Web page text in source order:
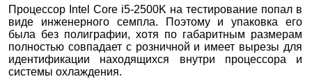
Процессор Intel Core i5-2500K на тестирование попал в
виде инженерного семпла. Поэтому и упаковка его
была без полиграфии, хотя по габаритным размерам
полностью совпадает с розничной и имеет вырезы для
идентификации находящихся внутри процессора и
системы охлаждения.